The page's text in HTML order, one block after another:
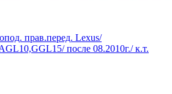
прав.перед. Lexus/
после 08.2010г./ к.т.